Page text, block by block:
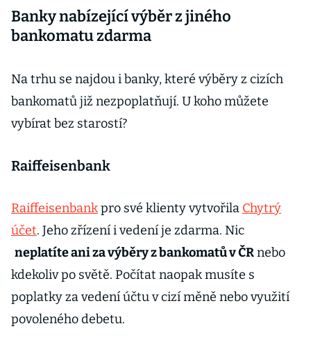
aktuálně
Banky nabízející výběr z jiného
bankomatu zdarma
Na trhu se najdou i banky, které výběry z cizích
bankomatů již nezpoplatňují. U koho můžete
vybírat bez starostí?
Raiffeisenbank
Raiffeisenbankpro své klienty vytvořila Chytrý
účet. Jeho zřízení i vedení je zdarma. Nic
neplatíte ani za výběry z bankomatů v ČRnebo
kdekoliv po světě. Počítat naopak musíte s
poplatky za vedení účtu v cizí měně nebo využití
povoleného debetu.